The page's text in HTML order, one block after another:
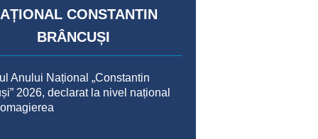
CONSTANTIN
BRÂNCUȘI
Anului Național „Constantin
2026, declarat la nivel național